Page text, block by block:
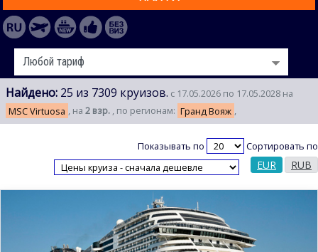
Найдено: 25 из 7309 круизов. с 17.05.2026 по 17.05.2028 на
MSC Virtuosa , на 2 взр. , по регионам: Гранд Вояж ,
Показывать по Сортировать по
EUR RUB